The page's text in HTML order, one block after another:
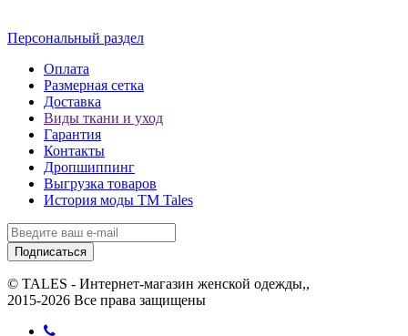
Персональный раздел
Оплата
Размерная сетка
Доставка
Виды ткани и уход
Гарантия
Контакты
Дропшиппинг
Выгрузка товаров
История моды ТМ Tales
Подписаться
© TALES - Интернет-магазин женской одежды,,
2015-2026 Все права защищены